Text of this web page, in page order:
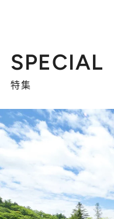
SPECIAL
特集